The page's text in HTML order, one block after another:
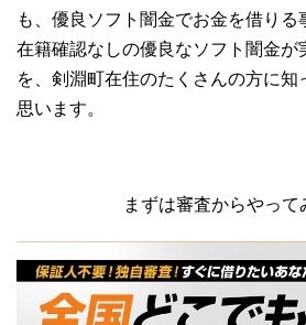
も、優良ソフト闇金でお金を借りる
在籍確認なしの優良なソフト闇金が
を、剣淵町在住のたくさんの方に知
思います。
まずは審査からやって